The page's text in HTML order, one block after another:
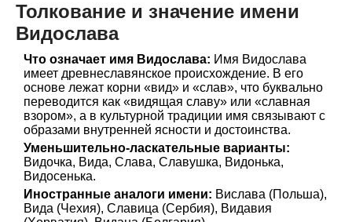
Толкование и значение имени
Видослава
Что означает имя Видослава: Имя Видослава
имеет древнеславянское происхождение. В его
основе лежат корни «вид» и «слав», что буквально
переводится как «видящая славу» или «славная
взором», а в культурной традиции имя связывают с
образами внутренней ясности и достоинства.
Уменьшительно-ласкательные варианты:
Видочка, Вида, Слава, Славушка, Видонька,
Видосенька.
Иностранные аналоги имени: Вислава (Польша),
Вида (Чехия), Славица (Сербия), Видавия